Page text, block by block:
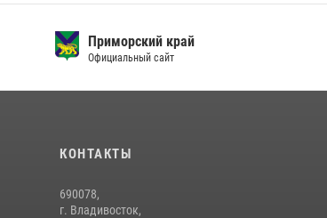
Приморский край
Официальный сайт
КОНТАКТЫ
690078,
г. Владивосток,